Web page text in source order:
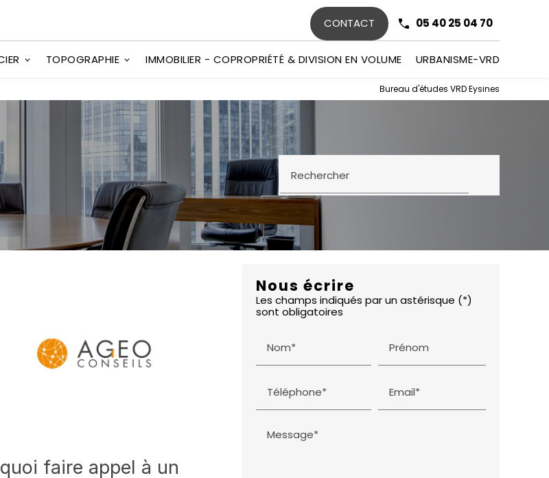
CONTACT 05 40 25 04 70
TOPOGRAPHIE IMMOBILIER - COPROPRIÉTÉ & DIVISION EN VOLUME URBANISME-VRD
Bureau d'études VRD Eysines
Rechercher
faire appel à un
Nous écrire
Les champs indiqués par un astérisque (*)
sont obligatoires
Nom* Prénom
Téléphone* Email*
Message*